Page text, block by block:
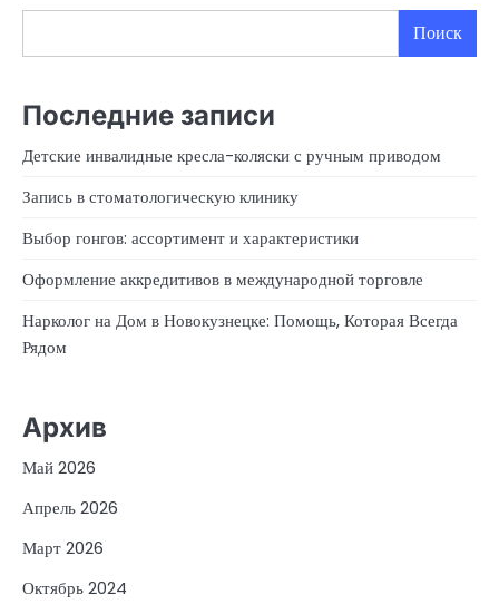
Поиск
Последние записи
Детские инвалидные кресла-коляски с ручным приводом
Запись в стоматологическую клинику
Выбор гонгов: ассортимент и характеристики
Оформление аккредитивов в международной торговле
Нарколог на Дом в Новокузнецке: Помощь, Которая Всегда
Рядом
Архив
Май 2026
Апрель 2026
Март 2026
Октябрь 2024